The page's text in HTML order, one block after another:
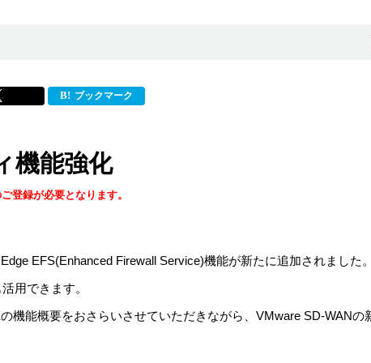
ブックマーク
機能強化
録が必要となります。
EFS(Enhanced Firewall Service)機能が新たに追加されました。
用できます。
能概要をおさらいさせていただきながら、VMware SD-WANの